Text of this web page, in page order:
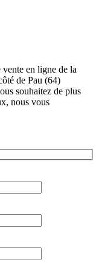
en ligne de la
de Pau (64)
souhaitez de plus
nous vous